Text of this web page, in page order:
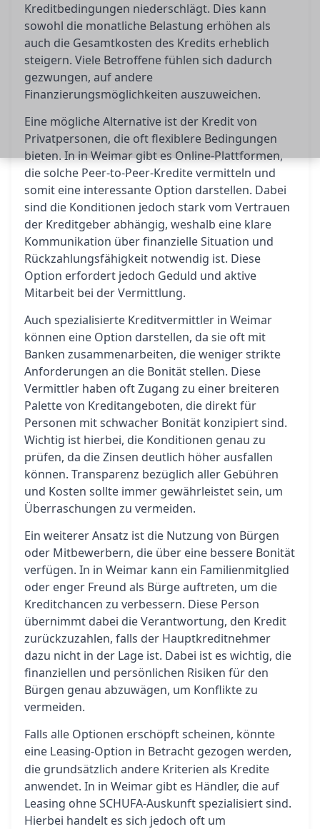
Kreditbedingungen niederschlägt. Dies kann
sowohl die monatliche Belastung erhöhen als
auch die Gesamtkosten des Kredits erheblich
steigern. Viele Betroffene fühlen sich dadurch
gezwungen, auf andere
Finanzierungsmöglichkeiten auszuweichen.
Eine mögliche Alternative ist der Kredit von
Privatpersonen, die oft flexiblere Bedingungen
bieten. In in Weimar gibt es Online-Plattformen,
die solche Peer-to-Peer-Kredite vermitteln und
somit eine interessante Option darstellen. Dabei
sind die Konditionen jedoch stark vom Vertrauen
der Kreditgeber abhängig, weshalb eine klare
Kommunikation über finanzielle Situation und
Rückzahlungsfähigkeit notwendig ist. Diese
Option erfordert jedoch Geduld und aktive
Mitarbeit bei der Vermittlung.
Auch spezialisierte Kreditvermittler in Weimar
können eine Option darstellen, da sie oft mit
Banken zusammenarbeiten, die weniger strikte
Anforderungen an die Bonität stellen. Diese
Vermittler haben oft Zugang zu einer breiteren
Palette von Kreditangeboten, die direkt für
Personen mit schwacher Bonität konzipiert sind.
Wichtig ist hierbei, die Konditionen genau zu
prüfen, da die Zinsen deutlich höher ausfallen
können. Transparenz bezüglich aller Gebühren
und Kosten sollte immer gewährleistet sein, um
Überraschungen zu vermeiden.
Ein weiterer Ansatz ist die Nutzung von Bürgen
oder Mitbewerbern, die über eine bessere Bonität
verfügen. In in Weimar kann ein Familienmitglied
oder enger Freund als Bürge auftreten, um die
Kreditchancen zu verbessern. Diese Person
übernimmt dabei die Verantwortung, den Kredit
zurückzuzahlen, falls der Hauptkreditnehmer
dazu nicht in der Lage ist. Dabei ist es wichtig, die
finanziellen und persönlichen Risiken für den
Bürgen genau abzuwägen, um Konflikte zu
vermeiden.
Falls alle Optionen erschöpft scheinen, könnte
eine Leasing-Option in Betracht gezogen werden,
die grundsätzlich andere Kriterien als Kredite
anwendet. In in Weimar gibt es Händler, die auf
Leasing ohne SCHUFA-Auskunft spezialisiert sind.
Hierbei handelt es sich jedoch oft um